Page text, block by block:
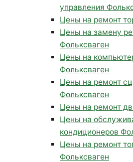
управления
Цены на ремонт
Цены на замену
Фольксваген
Цены на
Фольксваген
Цены на ремонт
Фольксваген
Цены на ремонт
Цены на
кондиционеров
Цены на ремонт
Фольксваген